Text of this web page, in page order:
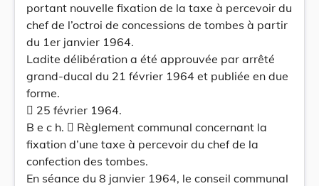
portant nouvelle fixation de la taxe à percevoir du
chef de l’octroi de concessions de tombes à partir
du 1er janvier 1964.
Ladite délibération a été approuvée par arrêté
grand-ducal du 21 février 1964 et publiée en due
forme.
 25 février 1964.
B e c h.  Règlement communal concernant la
fixation d’une taxe à percevoir du chef de la
confection des tombes.
En séance du 8 janvier 1964, le conseil communal